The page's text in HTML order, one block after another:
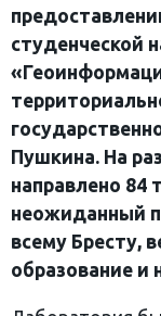
студенческой
Пушкина. На
направлено 84
неожиданный
всему Бресту,
образование и